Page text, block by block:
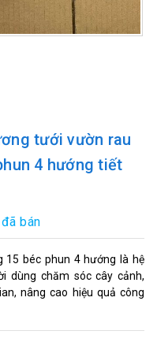
tưới vườn rau
4 hướng tiết
bán
15 béc phun 4 hướng là hệ
dùng chăm sóc cây cảnh,
nâng cao hiệu quả công